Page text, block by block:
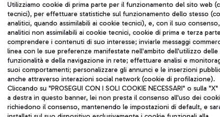
Utilizziamo cookie di prima parte per il funzionamento del sito web
tecnici), per effettuare statistiche sul funzionamento dello stesso
analitici, quando assimilabili ai cookie tecnici), e, con il suo
analitici non assimilabili ai cookie tecnici, cookie di prima e terza
comprendere i contenuti di suo interesse; inviarle messaggi
linea con le sue preferenze manifestate nell'ambito dell'utilizzo delle
funzionalità e della navigazione in rete; effettuare analisi e
suoi comportamenti; personalizzare gli annunci e le inserzioni
anche attraverso interazioni social network (cookie di profilazione).
Cliccando su "PROSEGUI CON I SOLI COOKIE NECESSARI" o sulla
a destra in questo banner, lei non presta il consenso all'uso dei
richiedono il consenso, mantenendo le impostazioni di default, e